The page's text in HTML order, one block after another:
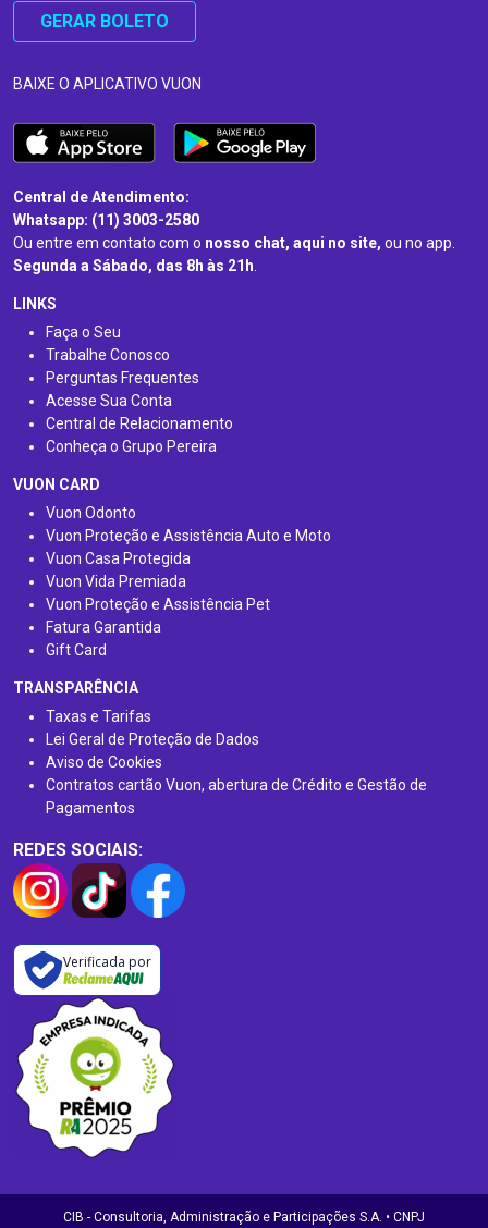
GERAR BOLETO
BAIXE O APLICATIVO VUON
Central de Atendimento:
Whatsapp: (11) 3003-2580
Ou entre em contato com o nosso chat, aqui no site, ou no app.
Segunda a Sábado, das 8h às 21h.
LINKS
Faça o Seu
Trabalhe Conosco
Perguntas Frequentes
Acesse Sua Conta
Central de Relacionamento
Conheça o Grupo Pereira
VUON CARD
Vuon Odonto
Vuon Proteção e Assistência Auto e Moto
Vuon Casa Protegida
Vuon Vida Premiada
Vuon Proteção e Assistência Pet
Fatura Garantida
Gift Card
TRANSPARÊNCIA
Taxas e Tarifas
Lei Geral de Proteção de Dados
Aviso de Cookies
Contratos cartão Vuon, abertura de Crédito e Gestão de
Pagamentos
REDES SOCIAIS:
Verificada por
CIB - Consultoria, Administração e Participações S.A. • CNPJ